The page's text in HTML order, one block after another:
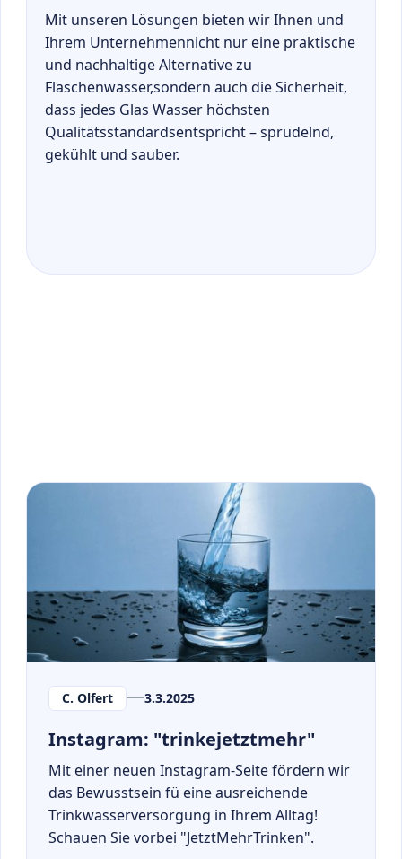
Mit unseren Lösungen bieten wir Ihnen und
Ihrem Unternehmennicht nur eine praktische
und nachhaltige Alternative zu
Flaschenwasser,sondern auch die Sicherheit,
dass jedes Glas Wasser höchsten
Qualitätsstandardsentspricht – sprudelnd,
gekühlt und sauber.
C. Olfert 3.3.2025
Instagram: "trinkejetztmehr"
Mit einer neuen Instagram-Seite fördern wir
das Bewusstsein fü eine ausreichende
Trinkwasserversorgung in Ihrem Alltag!
Schauen Sie vorbei "JetztMehrTrinken".